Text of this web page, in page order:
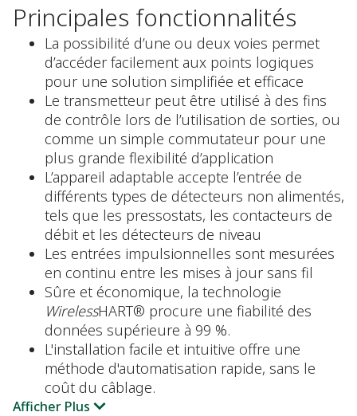
Principales fonctionnalités
La possibilité d’une ou deux voies permet
d’accéder facilement aux points logiques
pour une solution simplifiée et efficace
Le transmetteur peut être utilisé à des fins
de contrôle lors de l’utilisation de sorties, ou
comme un simple commutateur pour une
plus grande flexibilité d’application
L’appareil adaptable accepte l’entrée de
différents types de détecteurs non alimentés,
tels que les pressostats, les contacteurs de
débit et les détecteurs de niveau
Les entrées impulsionnelles sont mesurées
en continu entre les mises à jour sans fil
Sûre et économique, la technologie
WirelessHART® procure une fiabilité des
données supérieure à 99 %.
L'installation facile et intuitive offre une
méthode d'automatisation rapide, sans le
coût du câblage.
Afficher Plus